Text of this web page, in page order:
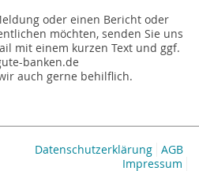
oder einen Bericht oder
möchten, senden Sie uns
mit einem kurzen Text und ggf.
banken.de
auch gerne behilflich.
AGB
Datenschutzerklärung
Impressum